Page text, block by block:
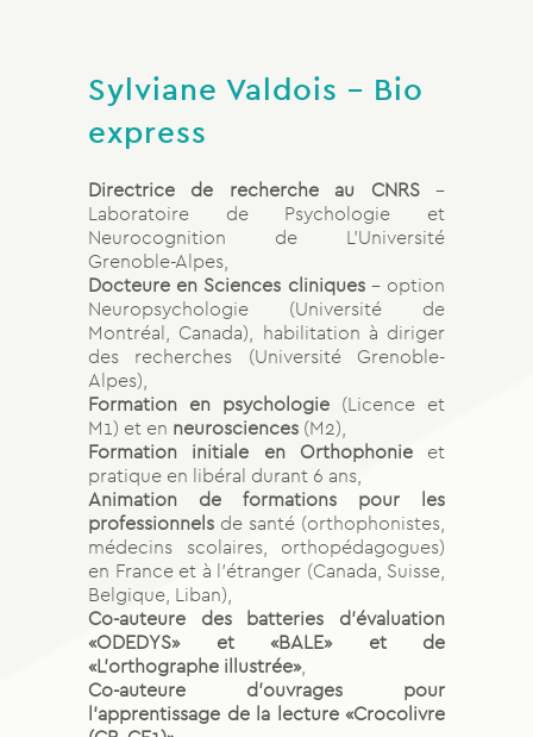
Sylviane Valdois – Bio
express
Directrice de recherche au CNRS–
Laboratoire de Psychologie et
Neurocognition de L’Université
Grenoble-Alpes,
Docteure en Sciences cliniques– option
Neuropsychologie (Université de
Montréal, Canada), habilitation à diriger
des recherches (Université Grenoble-
Alpes),
Formation en psychologie (Licence et
M1) et en neurosciences (M2),
Formation initiale en Orthophonieet
pratique en libéral durant 6 ans,
Animation de formations pour les
professionnels de santé (orthophonistes,
médecins scolaires, orthopédagogues)
en France et à l’étranger (Canada, Suisse,
Belgique, Liban),
Co-auteure des batteries d’évaluation
«ODEDYS» et «BALE» et de
«L’orthographe illustrée»,
Co-auteure d’ouvrages pour
l’apprentissage de la lecture «Crocolivre